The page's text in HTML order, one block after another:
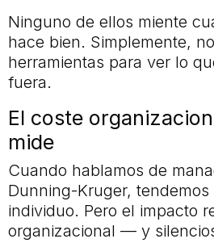
Ninguno de ellos miente
hace bien. Simplemente,
herramientas para ver lo
fuera.
El coste
mide
Cuando hablamos de
Dunning-Kruger,
individuo. Pero el impacto
organizacional — y